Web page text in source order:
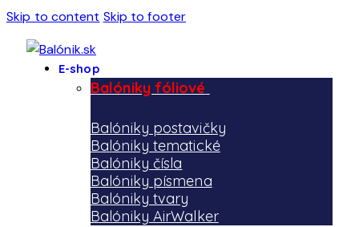
Skip to content Skip to footer
E-shop
Balóniky fóliové
Balóniky postavičky
Balóniky tematické
Balóniky čísla
Balóniky písmena
Balóniky tvary
Balóniky AirWalker